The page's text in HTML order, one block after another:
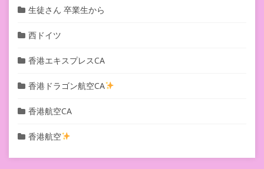
生徒さん 卒業生から
西ドイツ
香港エキスプレスCA
香港ドラゴン航空CA
香港航空CA
香港航空